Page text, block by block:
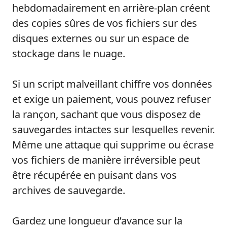
hebdomadairement en arrière-plan créent
des copies sûres de vos fichiers sur des
disques externes ou sur un espace de
stockage dans le nuage.
Si un script malveillant chiffre vos données
et exige un paiement, vous pouvez refuser
la rançon, sachant que vous disposez de
sauvegardes intactes sur lesquelles revenir.
Même une attaque qui supprime ou écrase
vos fichiers de manière irréversible peut
être récupérée en puisant dans vos
archives de sauvegarde.
Gardez une longueur d’avance sur la